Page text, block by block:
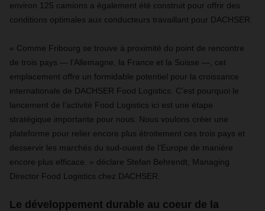
environ 125 camions a également été construit pour offrir des
conditions optimales aux conducteurs travaillant pour DACHSER.
« Comme Fribourg se trouve à proximité du point de rencontre
de trois pays — l’Allemagne, la France et la Suisse —, cet
emplacement offre un formidable potentiel pour la croissance
internationale de DACHSER Food Logistics. C’est pourquoi le
lancement de l’activité Food Logistics ici est une étape
stratégique importante pour nous. Nous voulons créer une
plateforme pour relier encore plus étroitement ces trois pays et
desservir les marchés du sud-ouest de l’Europe de manière
encore plus efficace. » déclare Stefan Behrendt, Managing
Director Food Logistics chez DACHSER.
Le développement durable au coeur de la